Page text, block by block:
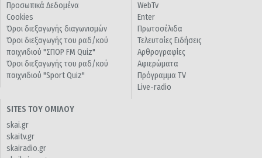
Προσωπικά Δεδομένα
Cookies
Όροι διεξαγωγής διαγωνισμών
Όροι διεξαγωγής του ραδ/κού
παιχνιδιού "ΣΠΟΡ FM Quiz"
Όροι διεξαγωγής του ραδ/κού
παιχνιδιού "Sport Quiz"
WebTv
Enter
Πρωτοσέλιδα
Τελευταίες Ειδήσεις
Αρθρογραφίες
Αφιερώματα
Πρόγραμμα TV
Live-radio
SITES ΤΟΥ ΟΜΙΛΟΥ
skai.gr
skaitv.gr
skairadio.gr